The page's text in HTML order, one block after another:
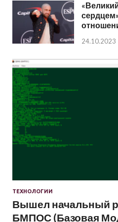
24.10.2023
ТЕХНОЛОГИИ
Вышел начальный
БМПОС (Базовая